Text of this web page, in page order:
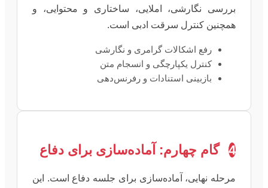
بررسی نگارشی، املایی، ساختاری و محتوایی، و
همچنین کنترل سرقت ادبی است.
رفع اشکالات گرامری و نگارشی
کنترل یکپارچگی و انسجام متن
بازبینی استنادات و رفرنس‌دهی
4 گام چهارم: آماده‌سازی برای دفاع
مرحله نهایی، آماده‌سازی برای جلسه دفاع است. این